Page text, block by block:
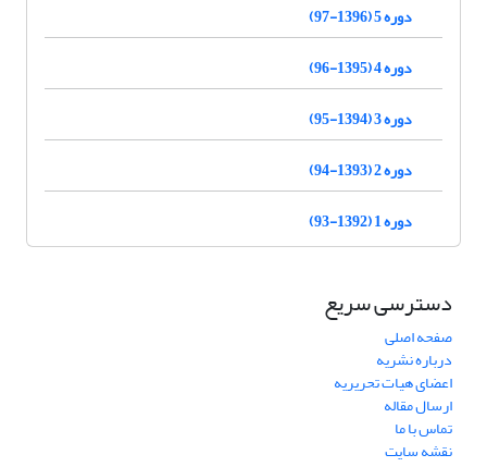
دوره 5 (1396-97)
دوره 4 (1395-96)
دوره 3 (1394-95)
دوره 2 (1393-94)
دوره 1 (1392-93)
دسترسی سریع
صفحه اصلی
درباره نشریه
اعضای هیات تحریریه
ارسال مقاله
تماس با ما
نقشه سایت